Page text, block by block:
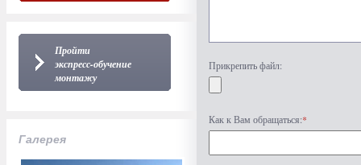
Пройти
экспресс-обучение
монтажу
Галерея
Прикрепить файл:
Как к Вам обращаться:*